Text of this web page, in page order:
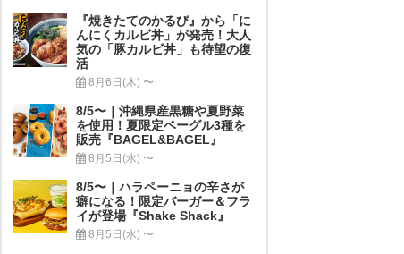
『焼きたてのかるび』から「に
んにくカルビ丼」が発売！大人
気の「豚カルビ丼」も待望の復
活
8月6日(木) 〜
8/5〜｜沖縄県産黒糖や夏野菜
を使用！夏限定ベーグル3種を
販売『BAGEL&BAGEL』
8月5日(水) 〜
8/5〜｜ハラペーニョの辛さが
癖になる！限定バーガー＆フラ
イが登場『Shake Shack』
8月5日(水) 〜